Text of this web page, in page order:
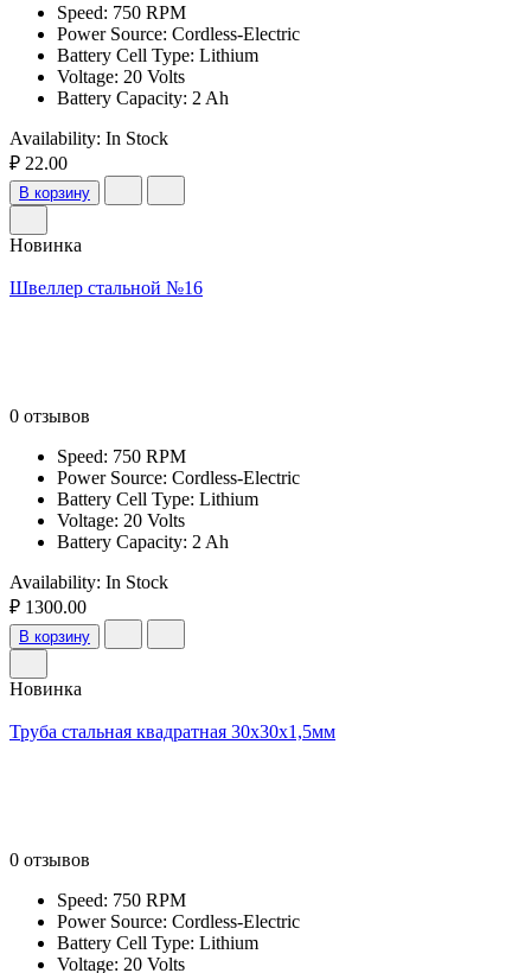
Speed: 750 RPM
Power Source: Cordless-Electric
Battery Cell Type: Lithium
Voltage: 20 Volts
Battery Capacity: 2 Ah
Availability: In Stock
₽ 22.00
В корзину
Новинка
Швеллер стальной №16
0 отзывов
Speed: 750 RPM
Power Source: Cordless-Electric
Battery Cell Type: Lithium
Voltage: 20 Volts
Battery Capacity: 2 Ah
Availability: In Stock
₽ 1300.00
В корзину
Новинка
Труба стальная квадратная 30х30х1,5мм
0 отзывов
Speed: 750 RPM
Power Source: Cordless-Electric
Battery Cell Type: Lithium
Voltage: 20 Volts